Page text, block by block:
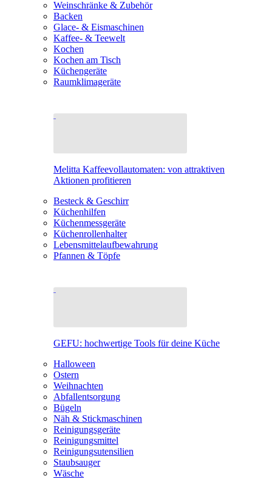
Weinschränke & Zubehör
Backen
Glace- & Eismaschinen
Kaffee- & Teewelt
Kochen
Kochen am Tisch
Küchengeräte
Raumklimageräte
Melitta Kaffeevollautomaten: von attraktiven
Aktionen profitieren
Besteck & Geschirr
Küchenhilfen
Küchenmessgeräte
Küchenrollenhalter
Lebensmittelaufbewahrung
Pfannen & Töpfe
GEFU: hochwertige Tools für deine Küche
Halloween
Ostern
Weihnachten
Abfallentsorgung
Bügeln
Näh & Stickmaschinen
Reinigungsgeräte
Reinigungsmittel
Reinigungsutensilien
Staubsauger
Wäsche